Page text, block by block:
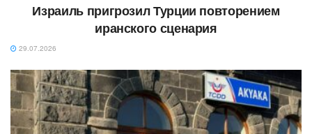
Израиль пригрозил Турции повторением
иранского сценария
29.07.2026